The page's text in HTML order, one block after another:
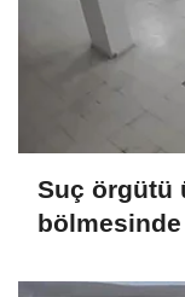
Suç örgütü
bölmesinde